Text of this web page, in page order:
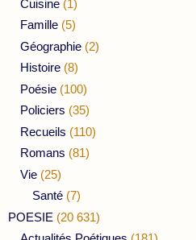
Cuisine (1)
Famille (5)
Géographie (2)
Histoire (8)
Poésie (100)
Policiers (35)
Recueils (110)
Romans (81)
Vie (25)
Santé (7)
POESIE (20 631)